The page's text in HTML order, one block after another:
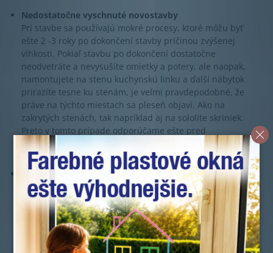
Nedostatočne vyschnuté novostavby
Pri stavbe sa používajú mokré procesy, ktoré môžu byť
ešte 2 -3 roky po dokončení stavby príčinou zvýšenej
vlhkosti. Pokiaľ stavbu po dokončení dostatočne
neodvetráte a nevysušíte omietky a potery, ale naopak,
namontujete na stenu kuchynskú linku a ďalší nábytok
prirazíte tesne ku stenám, je veľmi pravdepodobné, že
práve na týchto miestach sa pleseň objaví. Ako na
zakrytých stenách, tak napríklad aj na sololite skriniek.
Preto v tomto prípade odporúčame ešte pred
nasťahovaním nechať stavbu riadne odvetrať a vysušiť.
Oceníte pohlcovače vlhkosti.
Pranie, sušenie prádla a žehlenie
Ak doma príliš často a veľa periete a prádlo sušíte vnútri a
nie vonku, potom sa vlhkosť z prádla dostáva do ovzdušia
a zvyšuje sa relatívna vlhkosť vzduchu. Ak zároveň
nevetráte, zostáva vlhkosť uväznená v byte a pri najbližšej
príležitosti sa vyzráža na povrchoch s teplotou rosného